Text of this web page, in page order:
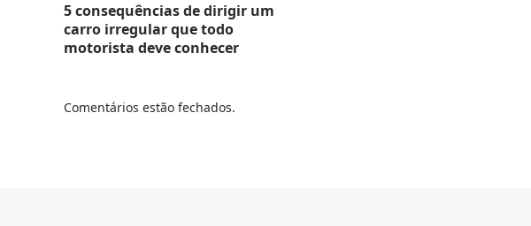
5 consequências de dirigir um
carro irregular que todo
motorista deve conhecer
Comentários estão fechados.